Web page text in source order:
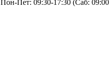
Пон-Пет: 09:30-17:30 (Саб: